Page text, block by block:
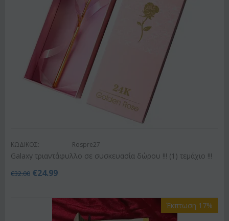
ΚΩΔΙΚΟΣ: Rospre27
Galaxy τριαντάφυλλο σε συσκευασία δώρου !!! (1) τεμάχιo !!!
€32.00 €24.99
Έκπτωση 17%